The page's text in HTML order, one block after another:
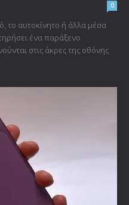
0
το αυτοκίνητο ή άλλα μέσα
ένα παράξενο
στις άκρες της οθόνης